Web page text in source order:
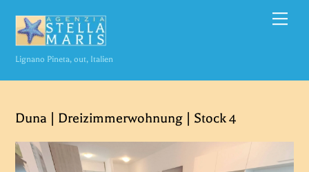
Inhalt
springen
Lignano Pineta, out, Italien
Duna | Dreizimmerwohnung | Stock 4